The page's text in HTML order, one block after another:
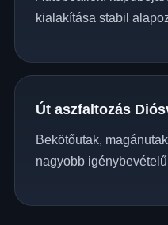
kialakítása stabil
Út aszfaltozás
Bekötőutak,
nagyobb